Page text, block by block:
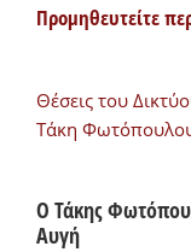
Προμηθευτείτε
Θέσεις του
Τάκη
Ο Τάκης
Αυγή